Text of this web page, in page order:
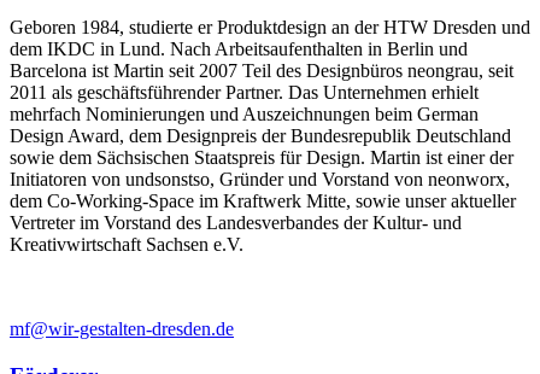
Geboren 1984, studierte er Produktdesign an der HTW Dresden und
dem IKDC in Lund. Nach Arbeitsaufenthalten in Berlin und
Barcelona ist Martin seit 2007 Teil des Designbüros neongrau, seit
2011 als geschäftsführender Partner. Das Unternehmen erhielt
mehrfach Nominierungen und Auszeichnungen beim German
Design Award, dem Designpreis der Bundesrepublik Deutschland
sowie dem Sächsischen Staatspreis für Design. Martin ist einer der
Initiatoren von undsonstso, Gründer und Vorstand von neonworx,
dem Co-Working-Space im Kraftwerk Mitte, sowie unser aktueller
Vertreter im Vorstand des Landesverbandes der Kultur- und
Kreativwirtschaft Sachsen e.V.
mf@wir-gestalten-dresden.de